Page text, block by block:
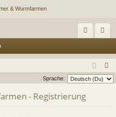
m
el
n
ist
rie
n
u
Sprache:
- Registrierung